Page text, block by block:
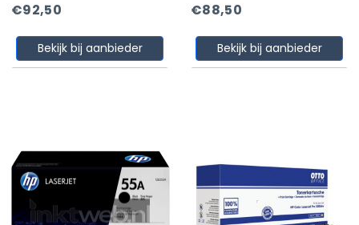
€92,50
Bekijk bij aanbieder
€88,50
Bekijk bij aanbieder